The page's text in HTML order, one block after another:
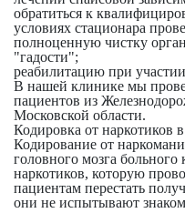
обратиться к
условиях стационара
полноценную чистку
"гадости";
реабилитацию при
В нашей клинике мы
пациентов из
Московской области.
Кодировка от наркотиков
Кодирование от
головного мозга
наркотиков, которую
пациентам перестать
они не испытывают